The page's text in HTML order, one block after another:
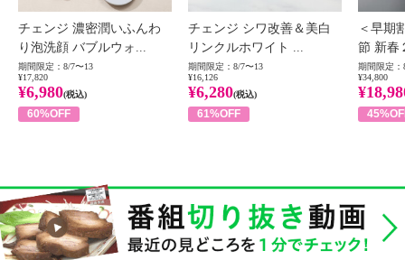
チェンジ 濃密潤いふんわ
り泡洗顔 バブルウォ...
期間限定：8/7〜13
¥17,820
¥6,980(税込)
60%OFF
チェンジ シワ改善＆美白
リンクルホワイト ...
期間限定：8/7〜13
¥16,126
¥6,280(税込)
61%OFF
＜早期
節 新春
期間限定：
¥34,800